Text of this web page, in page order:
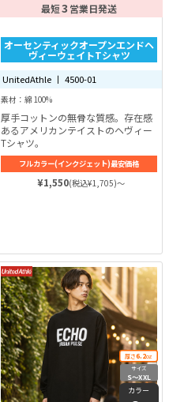
最短3 営業日発送
オーセンティックオープンエンドヘ
ヴィーウェイトTシャツ
UnitedAthle 丨 4500-01
素材：綿 100%
厚手コットンの無骨な質感。存在感
あるアメリカンテイストのヘヴィー
Tシャツ。
フルカラー(インクジェット)最安価格
¥1,550(税込¥1,705)～
厚さ6.2oz
サイズ
S〜XXL
カラー